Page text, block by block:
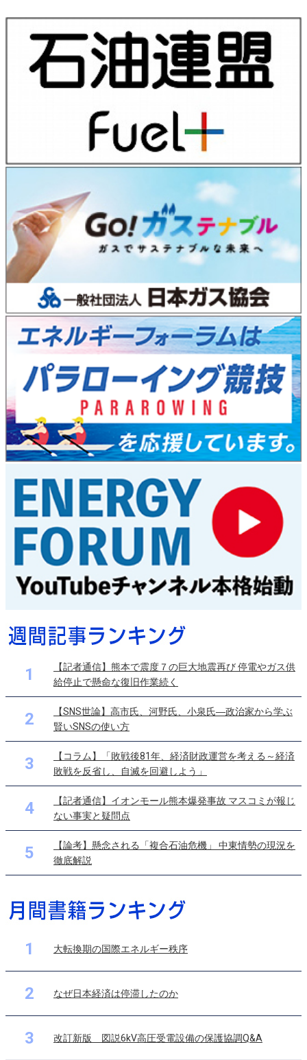
1
【記者通信】熊本で震度７の巨大地震再び 停電やガス供
給停止で懸命な復旧作業続く
2
【SNS世論】高市氏、河野氏、小泉氏―政治家から学ぶ
賢いSNSの使い方
3
【コラム】「敗戦後81年、経済財政運営を考える～経済
敗戦を反省し、自滅を回避しよう」
4
【記者通信】イオンモール熊本爆発事故 マスコミが報じ
ない事実と疑問点
5
【論考】懸念される「複合石油危機」 中東情勢の現況を
徹底解説
1 大転換期の国際エネルギー秩序
2 なぜ日本経済は停滞したのか
3 改訂新版 図説6kV高圧受電設備の保護協調Q&A